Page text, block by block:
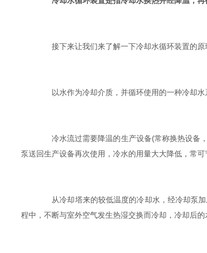
接下来让我们来了解一下冷却水循环装置的原
以水作为冷却介质，并循环使用的一种冷却水
冷水流过需要降温的生产设备(常称换热设备，
泵送回生产设备再次使用，冷水的用量大大降低，常
从冷却塔来的较低温度的冷却水，经冷却泵加
程中，不断与室外空气发生热湿交换而冷却，冷却后